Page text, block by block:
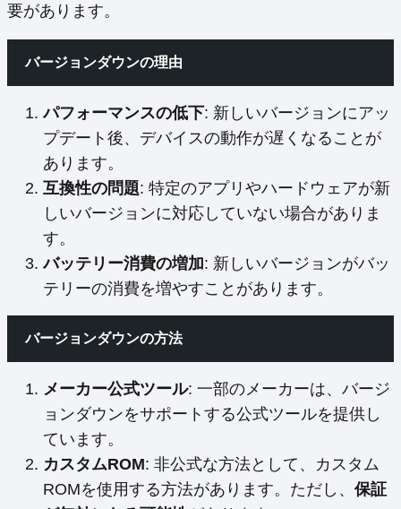
要があります。
バージョンダウンの理由
パフォーマンスの低下: 新しいバージョンにアッ
プデート後、デバイスの動作が遅くなることが
あります。
互換性の問題: 特定のアプリやハードウェアが新
しいバージョンに対応していない場合がありま
す。
バッテリー消費の増加: 新しいバージョンがバッ
テリーの消費を増やすことがあります。
バージョンダウンの方法
メーカー公式ツール: 一部のメーカーは、バージ
ョンダウンをサポートする公式ツールを提供し
ています。
カスタムROM: 非公式な方法として、カスタム
ROMを使用する方法があります。ただし、 保証